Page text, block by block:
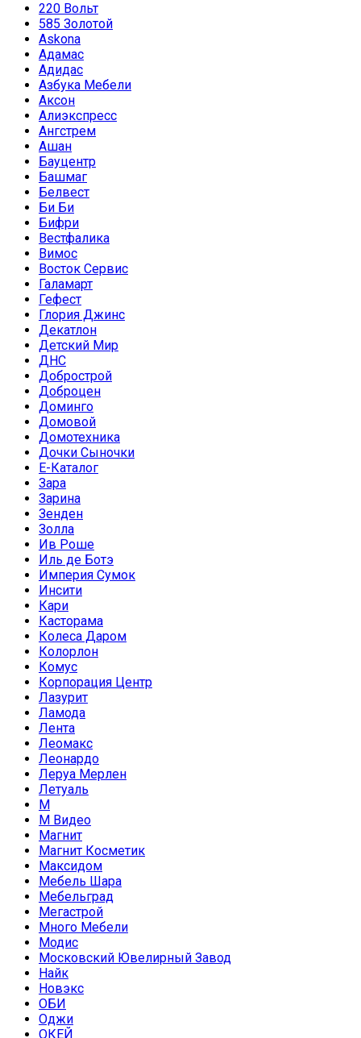
220 Вольт
585 Золотой
Askona
Адамас
Адидас
Азбука Мебели
Аксон
Алиэкспресс
Ангстрем
Ашан
Бауцентр
Башмаг
Белвест
Би Би
Бифри
Вестфалика
Вимос
Восток Сервис
Галамарт
Гефест
Глория Джинс
Декатлон
Детский Мир
ДНС
Добрострой
Доброцен
Доминго
Домовой
Домотехника
Дочки Сыночки
Е-Каталог
Зара
Зарина
Зенден
Золла
Ив Роше
Иль де Ботэ
Империя Сумок
Инсити
Кари
Касторама
Колеса Даром
Колорлон
Комус
Корпорация Центр
Лазурит
Ламода
Лента
Леомакс
Леонардо
Леруа Мерлен
Летуаль
М
М Видео
Магнит
Магнит Косметик
Максидом
Мебель Шара
Мебельград
Мегастрой
Много Мебели
Модис
Московский Ювелирный Завод
Найк
Новэкс
ОБИ
Оджи
ОКЕЙ